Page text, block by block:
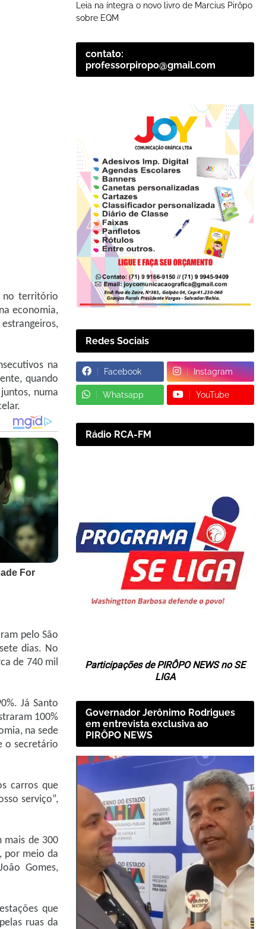
no território
economia,
na
quando
numa
pelo São
dias. No
de 740 mil
Já Santo
100%
na sede
o secretário
carros que
serviço”,
mais de 300
por meio da
Gomes,
que
ruas da
Leia na íntegra o novo livro de Marcius Pirôpo
sobre EQM
contato:
professorpiropo@gmail.com
Redes Sociais
Facebook Instagram
Whatsapp YouTube
Rádio RCA-FM
Participações de PIRÔPO NEWS no SE
LIGA
Governador Jerônimo Rodrigues
em entrevista exclusiva ao
PIRÔPO NEWS